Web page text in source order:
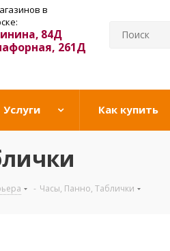
в
84Д
261Д
Услуги Как купить
- Часы, Панно, Таблички